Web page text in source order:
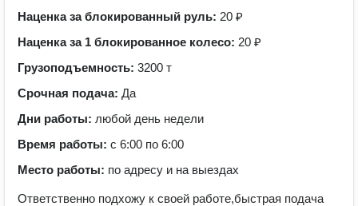
Наценка за блокированный руль: 20 ₽
Наценка за 1 блокированное колесо: 20 ₽
Грузоподъемность: 3200 т
Срочная подача: Да
Дни работы: любой день недели
Время работы: с 6:00 по 6:00
Место работы: по адресу и на выездах
Ответственно подхожу к своей работе,быстрая подача